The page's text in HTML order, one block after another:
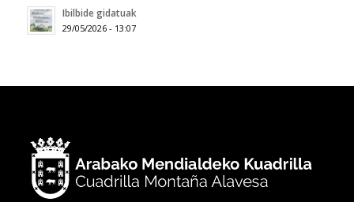
Ibilbide gidatuak
29/05/2026 - 13:07